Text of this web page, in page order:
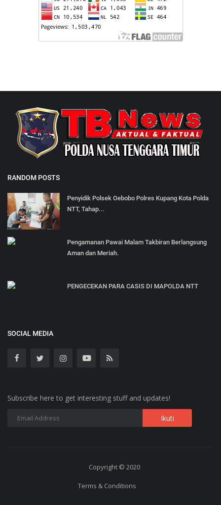
RANDOM POSTS
Penyidik Polsek Oebobo Polres Kupang Kota Polda
NTT, Tahap...
Pengamanan Pawai Malam Takbiran Berlangsung
Aman dan Meriah.
PENGECEKAN PARA CASIS DI MAPOLDA NTT
SOCIAL MEDIA
Subscribe here to get interesting stuff and updates!
Copyright © 2020
Terms & Conditions